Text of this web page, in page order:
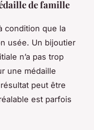
de famille
condition que la
usée. Un bijoutier
n’a pas trop
une médaille
peut être
est parfois